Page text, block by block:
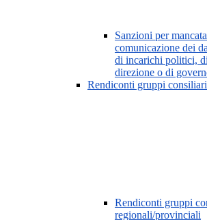
Sanzioni per
comunicazione dei
di incarichi politici,
direzione o di
Rendiconti gruppi
Rendiconti gruppi
regionali/provinciali